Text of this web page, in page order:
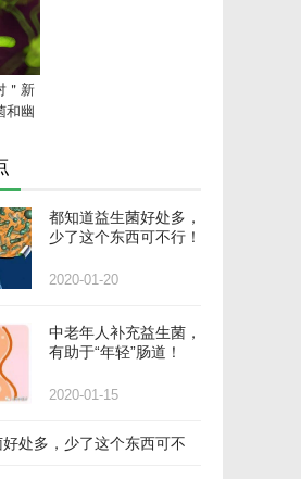
＂新
和幽
都知道益生菌好处多，
少了这个东西可不行！
2020-01-20
中老年人补充益生菌，
有助于“年轻”肠道！
2020-01-15
处多，少了这个东西可不